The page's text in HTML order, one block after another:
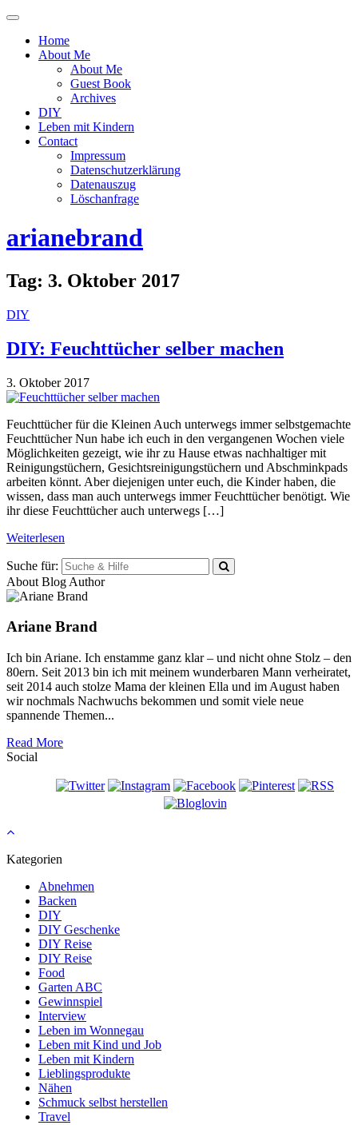
Menü
oder
ausblenden
Home
About Me
About Me
Guest Book
Archives
DIY
Leben mit Kindern
Contact
Impressum
Datenschutzerklärung
Datenauszug
Löschanfrage
arianebrand
Tag: 3. Oktober 2017
DIY
DIY: Feuchttücher selber machen
3. Oktober 2017
Feuchttücher für die Kleinen Auch unterwegs immer selbstgemachte
Feuchttücher Nun habe ich euch in den vergangenen Wochen viele
Möglichkeiten gezeigt, wie ihr zu Hause etwas nachhaltiger mit
Reinigungstüchern, Gesichtsreinigungstüchern und Abschminkpads
arbeiten könnt. Aber diejenigen unter euch, die Kinder haben, die
wissen, dass man auch unterwegs immer Feuchttücher benötigt. Wie
ihr diese Feuchttücher auch unterwegs […]
Weiterlesen
Suche für:
About Blog Author
Ariane Brand
Ich bin Ariane. Ich enstamme ganz klar – und nicht ohne Stolz – den
80ern. Seit 2013 bin ich mit meinem wunderbaren Mann verheiratet,
seit 2014 auch stolze Mama der kleinen Ella und im August haben
wir nochmals Nachwuchs bekommen und somit viele neue
spannende Themen...
Read More
Social
Kategorien
Abnehmen
Backen
DIY
DIY Geschenke
DIY Reise
DIY Reise
Food
Garten ABC
Gewinnspiel
Interview
Leben im Wonnegau
Leben mit Kind und Job
Leben mit Kindern
Lieblingsprodukte
Nähen
Schmuck selbst herstellen
Travel